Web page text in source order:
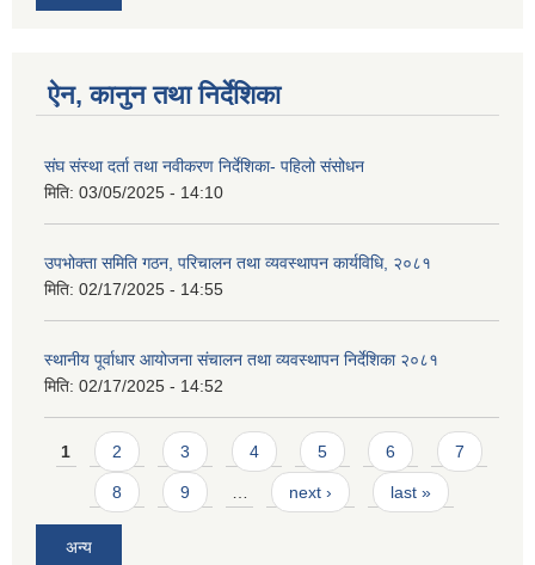
ऐन, कानुन तथा निर्देशिका
संघ संस्था दर्ता तथा नवीकरण निर्देशिका- पहिलो संसोधन
मिति: 03/05/2025 - 14:10
उपभोक्ता समिति गठन, परिचालन तथा व्यवस्थापन कार्यविधि, २०८१
मिति: 02/17/2025 - 14:55
स्थानीय पूर्वाधार आयोजना संचालन तथा व्यवस्थापन निर्देशिका २०८१
मिति: 02/17/2025 - 14:52
Pages
1 2 3 4 5 6 7
8 9 next › last »
अन्य